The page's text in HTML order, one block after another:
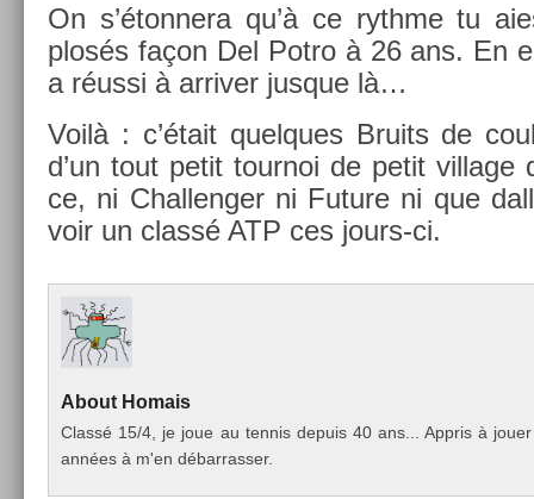
On s’éton­nera qu’à ce rythme tu
plosés façon Del Potro à 26 ans. En
a réussi à ar­riv­er jus­que là…
Voilà : c’était quel­ques Bruits de
d’un tout petit tour­noi de petit
ce, ni Chal­leng­er ni Fu­ture ni que
voir un classé ATP ces jours-ci.
About Homais
Classé 15/4, je joue au ten­nis de­puis 40 ans... Appris à
années à m'en débar­rass­er.